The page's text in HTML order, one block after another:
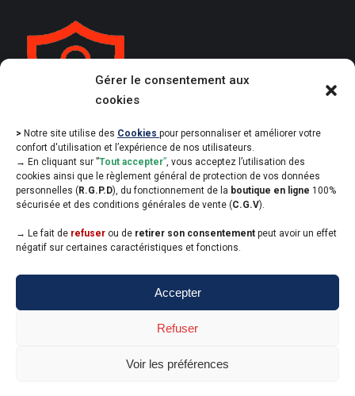
Gérer le consentement aux
cookies
> Notre site utilise des Cookies pour personnaliser et améliorer votre
confort d'utilisation et l’expérience de nos utilisateurs.
→ En cliquant sur ”Tout accepter”, vous acceptez l’utilisation des
cookies ainsi que le règlement général de protection de vos données
personnelles ( R.G.P.D), du fonctionnement de la boutique en ligne 100%
sécurisée et des conditions générales de vente (C.G.V).
→ Le fait de refuser ou de retirer son consentement peut avoir un effet
négatif sur certaines caractéristiques et fonctions.
Accepter
Refuser
Voir les préférences
WEB3-DESIGN
L'abus d'alcool est dangereux pour la santé, à consommer avec
modération !"